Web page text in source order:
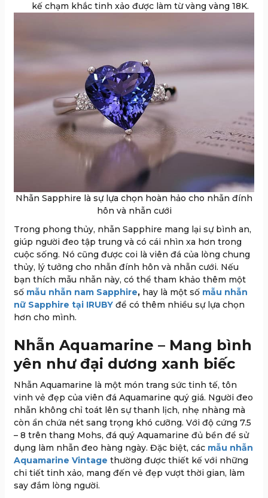
kế chạm khắc tinh xảo được làm từ vàng vàng 18K.
Nhẫn Sapphire là sự lựa chọn hoàn hảo cho nhẫn đính
hôn và nhẫn cưới
Trong phong thủy, nhẫn Sapphire mang lại sự bình an,
giúp người đeo tập trung và có cái nhìn xa hơn trong
cuộc sống. Nó cũng được coi là viên đá của lòng chung
thủy, lý tưởng cho nhẫn đính hôn và nhẫn cưới. Nếu
bạn thích mẫu nhẫn này, có thể tham khảo thêm một
số mẫu nhẫn nam Sapphire, hay là một số mẫu nhẫn
nữ Sapphire tại IRUBY để có thêm nhiều sự lựa chọn
hơn cho mình.
Nhẫn Aquamarine – Mang bình
yên như đại dương xanh biếc
Nhẫn Aquamarine là một món trang sức tinh tế, tôn
vinh vẻ đẹp của viên đá Aquamarine quý giá. Người đeo
nhẫn không chỉ toát lên sự thanh lịch, nhẹ nhàng mà
còn ẩn chứa nét sang trọng khó cưỡng. Với độ cứng 7.5
– 8 trên thang Mohs, đá quý Aquamarine đủ bền để sử
dụng làm nhẫn đeo hàng ngày. Đặc biệt, các mẫu nhẫn
Aquamarine Vintage thường được thiết kế với những
chi tiết tinh xảo, mang đến vẻ đẹp vượt thời gian, làm
say đắm lòng người.